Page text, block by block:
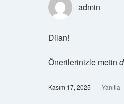
admin
Dilan!
Önerilerinizle metin
Kasım 17, 2025 Yanıtla